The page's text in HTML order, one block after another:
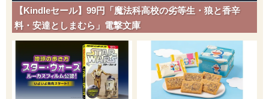
【Kindleセール】99円「魔法科高校の劣等生・狼と香辛
料・安達としまむら」電撃文庫